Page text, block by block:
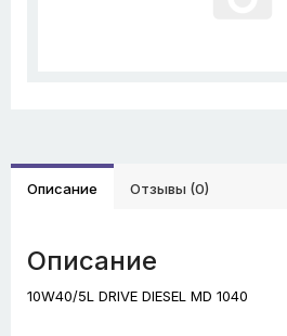
Описание Отзывы (0)
Описание
10W40/5L DRIVE DIESEL MD 1040